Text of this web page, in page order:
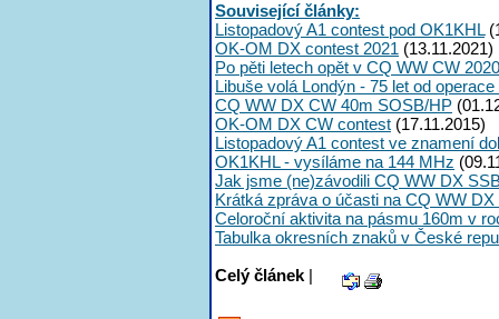
Související články:
Listopadový A1 contest pod OK1KHL
OK-OM DX contest 2021 (13.11.2021)
Po pěti letech opět v CQ WW CW
Libuše volá Londýn - 75 let od operace
CQ WW DX CW 40m SOSB/HP
OK-OM DX CW contest (17.11.2015)
Listopadový A1 contest ve znamení
OK1KHL - vysíláme na 144 MHz
Jak jsme (ne)závodili CQ WW DX
Krátká zpráva o účasti na CQ WW DX
Celoroční aktivita na pásmu 160m v
Tabulka okresních znaků v České
Celý článek |